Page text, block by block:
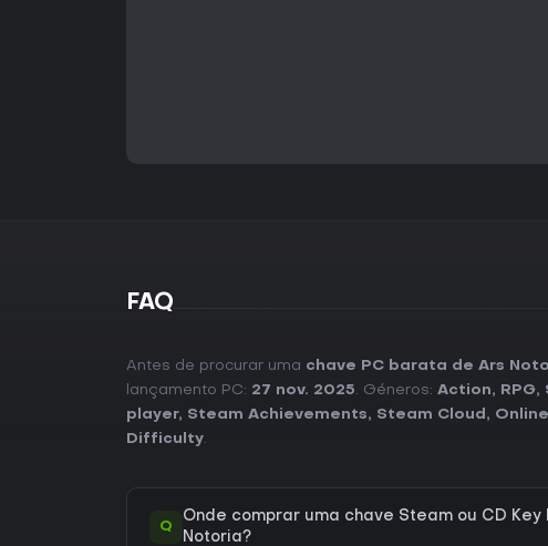
FAQ
Antes de procurar uma chave PC barata de Ars
lançamento PC: 27 nov. 2025. Géneros: Action, RPG,
player, Steam Achievements, Steam Cloud ,
Difficulty.
Q
Onde comprar uma chave Steam ou CD
Notoria?